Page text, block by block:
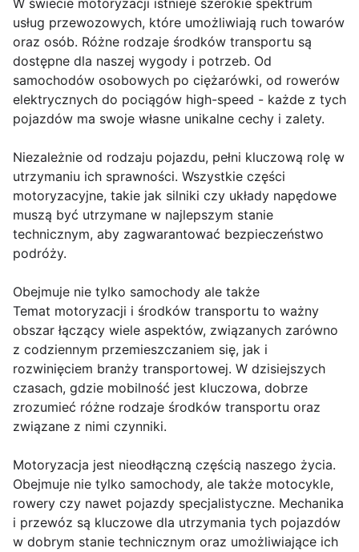
W świecie motoryzacji istnieje szerokie spektrum
usług przewozowych, które umożliwiają ruch towarów
oraz osób. Różne rodzaje środków transportu są
dostępne dla naszej wygody i potrzeb. Od
samochodów osobowych po ciężarówki, od rowerów
elektrycznych do pociągów high-speed - każde z tych
pojazdów ma swoje własne unikalne cechy i zalety.
Niezależnie od rodzaju pojazdu, pełni kluczową rolę w
utrzymaniu ich sprawności. Wszystkie części
motoryzacyjne, takie jak silniki czy układy napędowe
muszą być utrzymane w najlepszym stanie
technicznym, aby zagwarantować bezpieczeństwo
podróży.
Obejmuje nie tylko samochody ale także
Temat motoryzacji i środków transportu to ważny
obszar łączący wiele aspektów, związanych zarówno
z codziennym przemieszczaniem się, jak i
rozwinięciem branży transportowej. W dzisiejszych
czasach, gdzie mobilność jest kluczowa, dobrze
zrozumieć różne rodzaje środków transportu oraz
związane z nimi czynniki.
Motoryzacja jest nieodłączną częścią naszego życia.
Obejmuje nie tylko samochody, ale także motocykle,
rowery czy nawet pojazdy specjalistyczne. Mechanika
i przewóz są kluczowe dla utrzymania tych pojazdów
w dobrym stanie technicznym oraz umożliwiające ich